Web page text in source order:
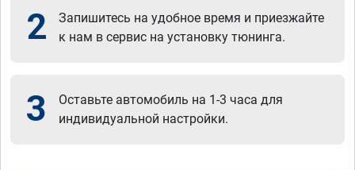
2
Запишитесь на удобное время и приезжайте
к нам в сервис на установку тюнинга.
3
Оставьте автомобиль на 1-3 часа для
индивидуальной настройки.